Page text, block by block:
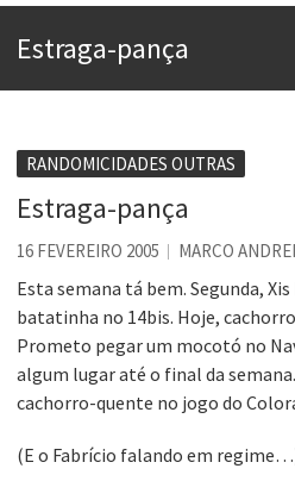
Aprender a fracassar é o segredo
Esse tal de Rock Gaúcho
Os causos de Jorge Luis Borges
Voto obrigatório é correto?
Se queres salvar o mundo, o
Estraga-pança
RANDOMICIDADES OUTRAS
Estraga-pança
16 FEVEREIRO 2005 MARCO
Esta semana tá bem. Segunda,
batatinha no 14bis. Hoje,
Prometo pegar um mocotó no
algum lugar até o final da
cachorro-quente no jogo do
(E o Fabrício falando em